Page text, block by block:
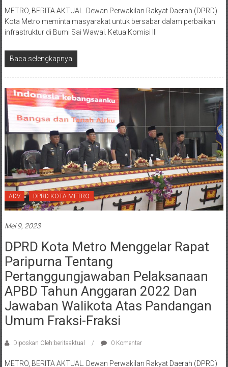
METRO, BERITA AKTUAL. Dewan Perwakilan Rakyat Daerah (DPRD)
Kota Metro meminta masyarakat untuk bersabar dalam perbaikan
infrastruktur di Bumi Sai Wawai. Ketua Komisi III
Baca selengkapnya
ADV DPRD KOTA METRO
Mei 9, 2023
DPRD Kota Metro Menggelar Rapat
Paripurna Tentang
Pertanggungjawaban Pelaksanaan
APBD Tahun Anggaran 2022 Dan
Jawaban Walikota Atas Pandangan
Umum Fraksi-Fraksi
Diposkan Oleh:beritaaktual 0 Komentar
METRO, BERITA AKTUAL. Dewan Perwakilan Rakyat Daerah (DPRD)